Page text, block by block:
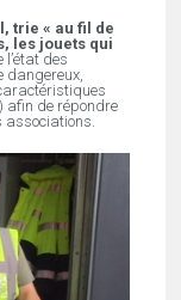
trie « au fil de
les jouets qui
l’état des
dangereux,
afin de répondre
associations.